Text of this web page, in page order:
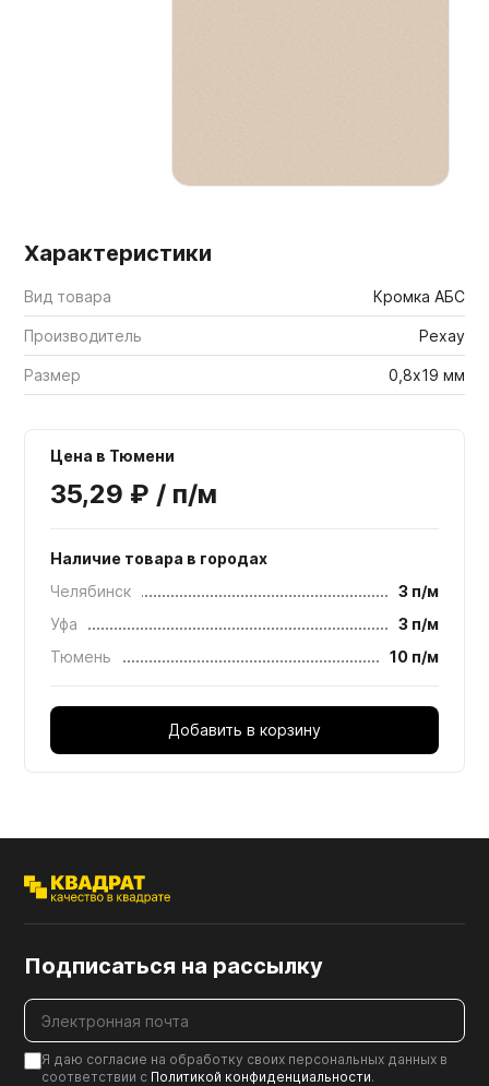
Характеристики
Вид товара Кромка АБС
Производитель Рехау
Размер 0,8х19 мм
Цена в Тюмени
35,29 ₽ / п/м
Наличие товара в городах
Челябинск
3 п/м
Уфа
3 п/м
Тюмень
10 п/м
Добавить в корзину
Подписаться на рассылку
Я даю согласие на обработку своих персональных данных в
соответствии с Политикой конфиденциальности.